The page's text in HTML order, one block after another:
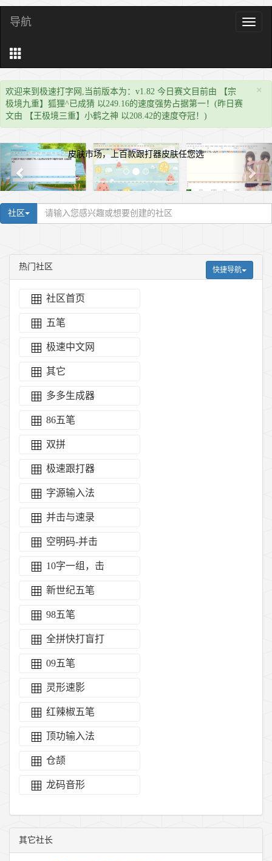
导
导航
×
欢迎来到极速打字网,当前版本为：v1.82 今日赛文目前由 【宗
极境九重】狐狸^已成猜 以249.16的速度强势占据第一！(昨日赛
文由 【王极境三重】小鹤之神 以208.42的速度夺冠！)
皮肤市场，上百款跟打器皮肤任您选
社区
热门社区 快捷导航
社区首页
五笔
极速中文网
其它
多多生成器
86五笔
双拼
极速跟打器
字源输入法
并击与速录
空明码-并击
10字一组，击
新世纪五笔
98五笔
全拼快打盲打
09五笔
灵形速影
红辣椒五笔
顶功输入法
仓颉
龙码音形
其它社长